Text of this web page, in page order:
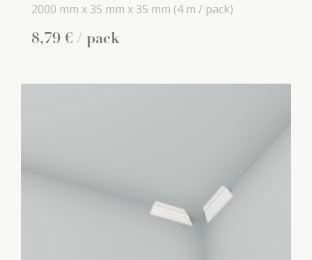
2000 mm x 35 mm x 35 mm (4 m / pack)
8,79 € / pack